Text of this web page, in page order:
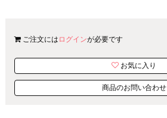
ご注文には ログインが必要です
お気に入り
商品のお問い合わせ